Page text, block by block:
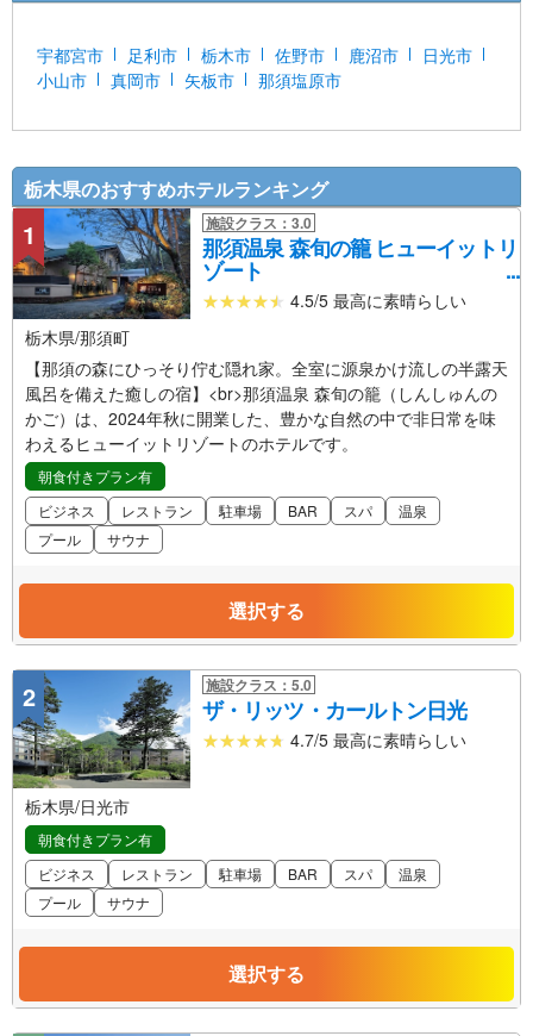
宇都宮市 足利市 栃木市 佐野市 鹿沼市
日光市
小山市
真岡市 矢板市 那須塩原市
栃木県のおすすめホテルランキング
1 施設クラス：3.0
那須温泉 森旬の籠 ヒューイットリ
ゾート
4.5/5 最高に素晴らしい
栃木県/那須町
【那須の森にひっそり佇む隠れ家。全室に源泉かけ流しの半露天
風呂を備えた癒しの宿】<br>那須温泉 森旬の籠（しんしゅんの
かご）は、2024年秋に開業した、豊かな自然の中で非日常を味
わえるヒューイットリゾートのホテルです。
朝食付きプラン有
ビジネス
レストラン 駐車場 BAR スパ
温泉
プール
サウナ
選択する
2 施設クラス：5.0
ザ・リッツ・カールトン日光
4.7/5 最高に素晴らしい
栃木県/日光市
朝食付きプラン有
ビジネス
レストラン 駐車場 BAR スパ
温泉
プール
サウナ
選択する